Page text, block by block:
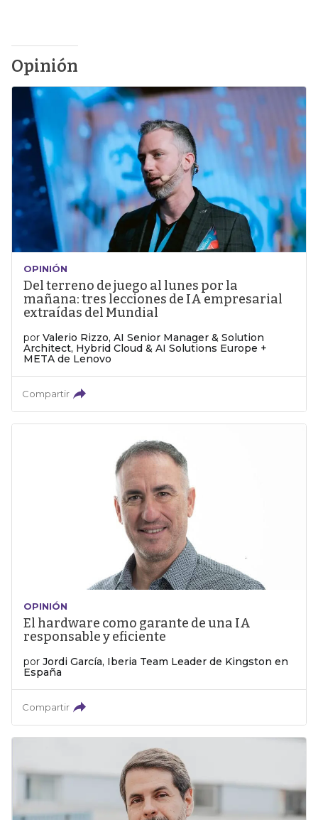
Opinión
OPINIÓN
Del terreno de juego al lunes por la
mañana: tres lecciones de IA empresarial
extraídas del Mundial
por Valerio Rizzo, AI Senior Manager & Solution
Architect, Hybrid Cloud & AI Solutions Europe +
META de Lenovo
Compartir
OPINIÓN
El hardware como garante de una IA
responsable y eficiente
por Jordi García, Iberia Team Leader de Kingston en
España
Compartir